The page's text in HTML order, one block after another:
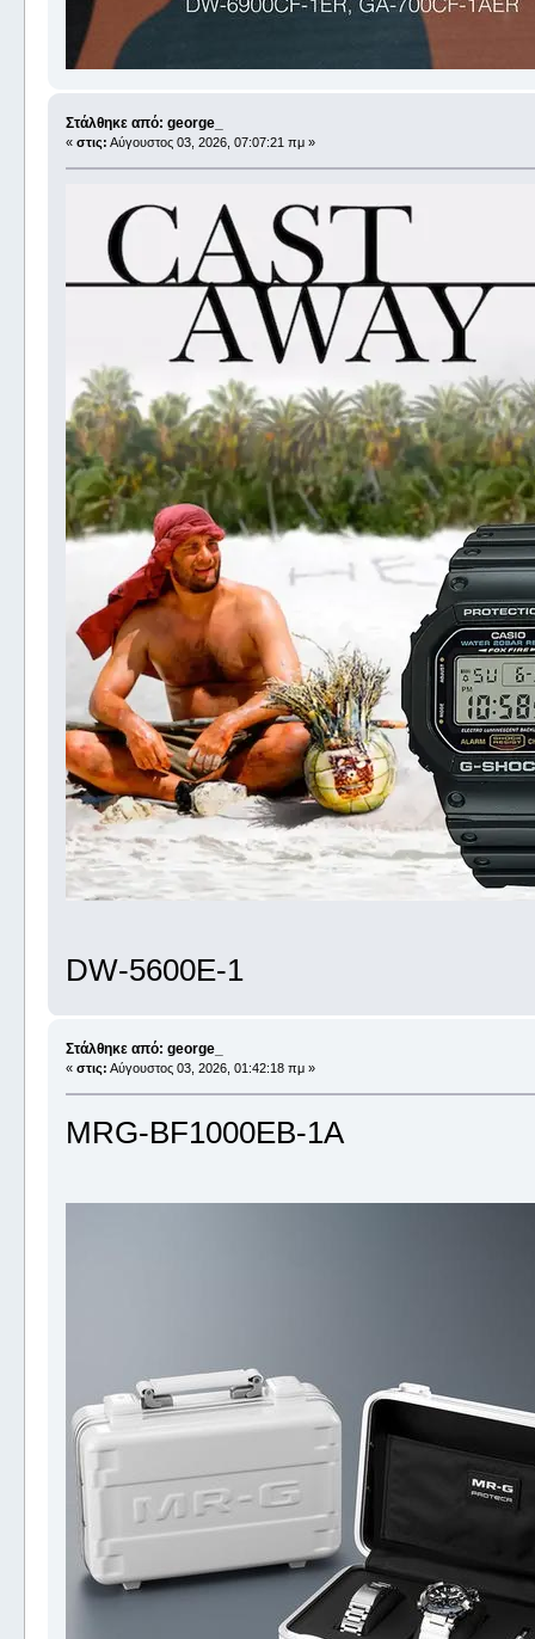
Στάλθηκε από: george_
« στις: Αύγουστος 03, 2026, 07:07:21 πμ »
DW-5600E-1
Στάλθηκε από: george_
« στις: Αύγουστος 03, 2026, 01:42:18 πμ »
MRG-BF1000EB-1A